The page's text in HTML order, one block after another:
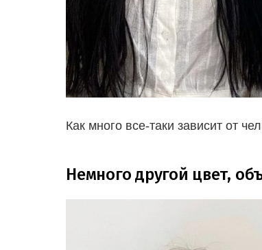
Как много все-таки зависит от
Немного другой цвет,